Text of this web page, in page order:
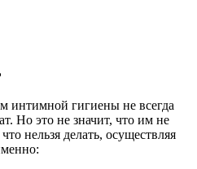
интимной гигиены не всегда
Но это не значит, что им не
нельзя делать, осуществляя